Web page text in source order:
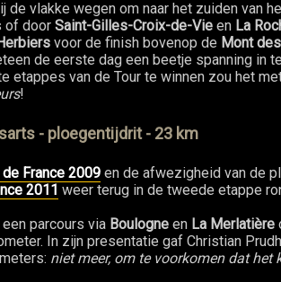
vlakke wegen om naar het zuiden van
of door Saint-Gilles-Croix-de-Vie en La
voor de finish bovenop de Mont
de eerste dag een beetje spanning in
etappes van de Tour te winnen zou het
!
- ploegentijdrit - 23 km
de France 2009 en de afwezigheid van de
2011 weer terug in de tweede etappe
parcours via Boulogne en La Merlatière
In zijn presentatie gaf Christian
niet meer, om te voorkomen dat het